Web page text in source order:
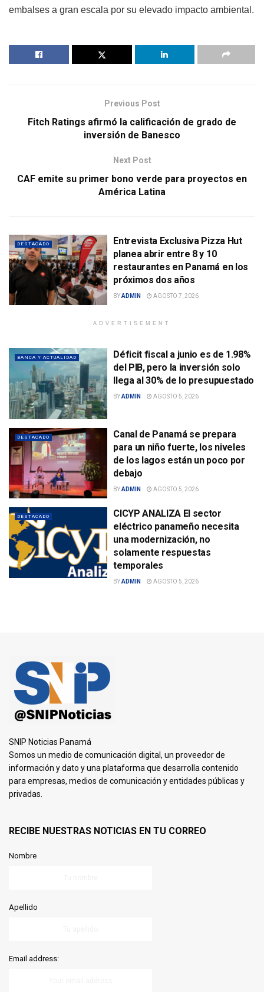
embalses a gran escala por su elevado impacto ambiental.
Previous Post
Fitch Ratings afirmó la calificación de grado de
inversión de Banesco
Next Post
CAF emite su primer bono verde para proyectos en
América Latina
DESTACADO
Entrevista Exclusiva Pizza Hut
planea abrir entre 8 y 10
restaurantes en Panamá en los
próximos dos años
BYADMIN AGOSTO 7, 2026
ADVERTISEMENT
BANCA Y ACTUALIDAD
Déficit fiscal a junio es de 1.98%
del PIB, pero la inversión solo
llega al 30% de lo presupuestado
BYADMIN AGOSTO 5, 2026
DESTACADO
Canal de Panamá se prepara
para un niño fuerte, los niveles
de los lagos están un poco por
debajo
BYADMIN AGOSTO 5, 2026
DESTACADO
CICYP ANALIZA El sector
eléctrico panameño necesita
una modernización, no
solamente respuestas
temporales
BYADMIN AGOSTO 5, 2026
SNIP Noticias Panamá
Somos un medio de comunicación digital, un proveedor de
información y dato y una plataforma que desarrolla contenido
para empresas, medios de comunicación y entidades públicas y
privadas.
RECIBE NUESTRAS NOTICIAS EN TU CORREO
Nombre
Apellido
Email address: